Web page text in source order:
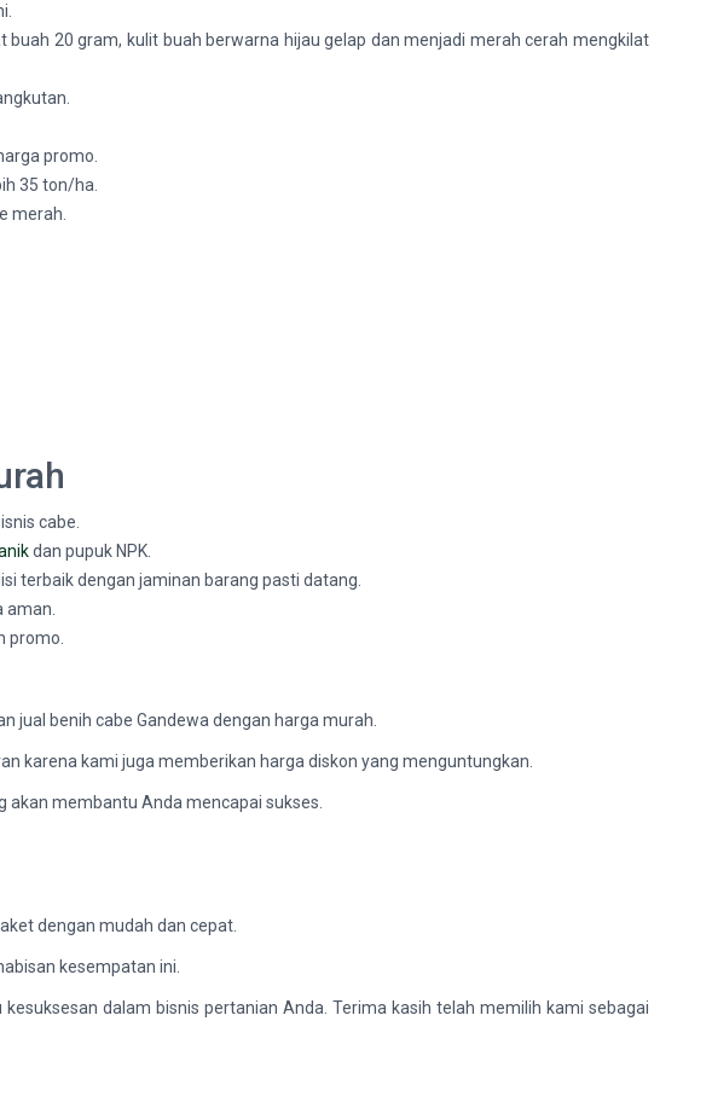
20 gram, kulit buah berwarna hijau gelap dan menjadi merah cerah mengkilat
promo.
35 ton/ha.
merah.
cabe.
dan pupuk NPK.
terbaik dengan jaminan barang pasti datang.
aman.
promo.
jual benih cabe Gandewa dengan harga murah.
karena kami juga memberikan harga diskon yang menguntungkan.
membantu Anda mencapai sukses.
dengan mudah dan cepat.
kesempatan ini.
dalam bisnis pertanian Anda. Terima kasih telah memilih kami sebagai